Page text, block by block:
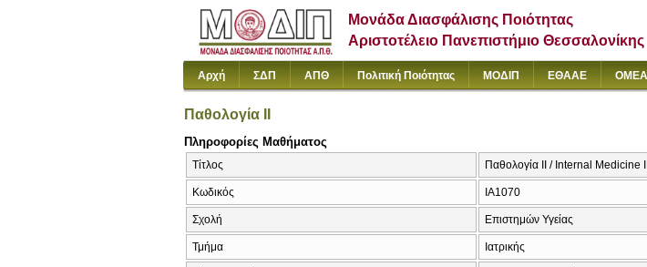
Μονάδα Διασφάλισης Ποιότητας
Αριστοτέλειο Πανεπιστήμιο Θεσσαλονίκης
Αρχή ΣΔΠ ΑΠΘ Πολιτική Ποιότητας ΜΟΔΙΠ ΕΘΑΑΕ ΟΜΕΑ
Παθολογία II
Πληροφορίες Μαθήματος
Τίτλος Παθολογία II / Internal Medicine II
Κωδικός ΙΑ1070
Σχολή Επιστημών Υγείας
Τμήμα Ιατρικής